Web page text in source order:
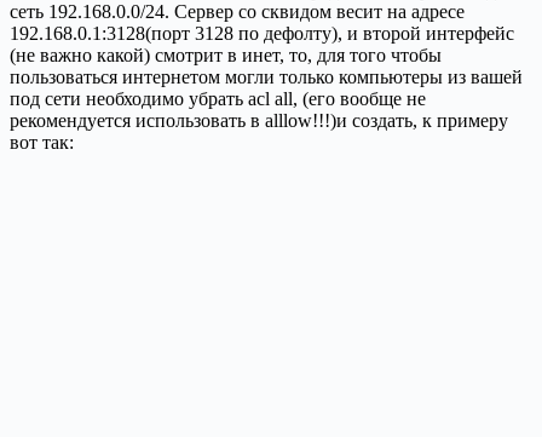
сеть 192.168.0.0/24. Сервер со сквидом весит на адресе
192.168.0.1:3128(порт 3128 по дефолту), и второй интерфейс
(не важно какой) смотрит в инет, то, для того чтобы
пользоваться интернетом могли только компьютеры из вашей
под сети необходимо убрать acl all, (его вообще не
рекомендуется использовать в alllow!!!)и создать, к примеру
вот так: